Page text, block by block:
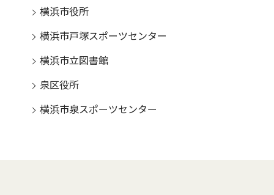
横浜市役所
横浜市戸塚スポーツセンター
横浜市立図書館
泉区役所
横浜市泉スポーツセンター